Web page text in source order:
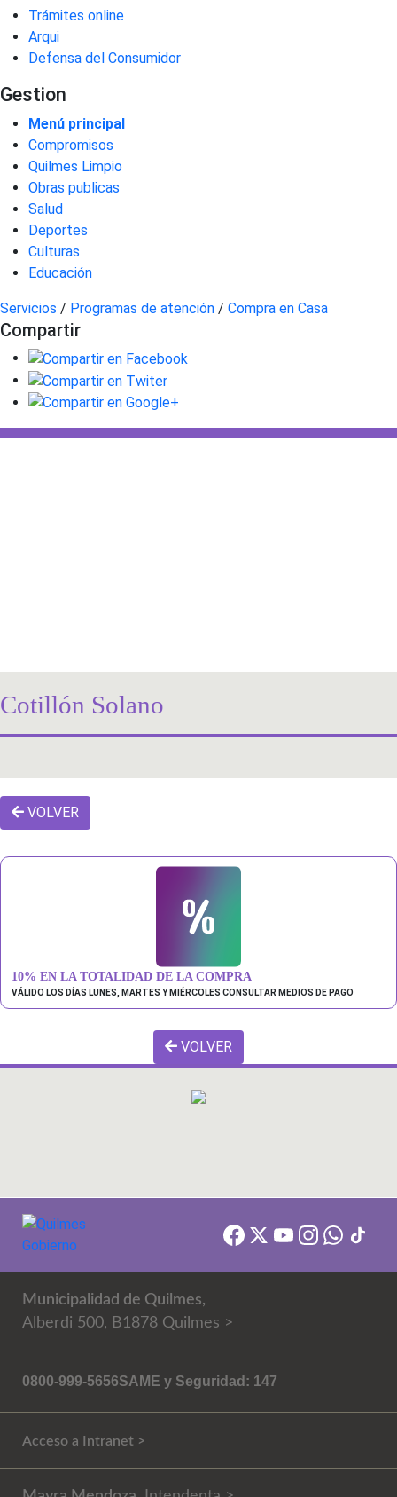
Trámites online
Arqui
Defensa del Consumidor
Gestion
Menú principal
Compromisos
Quilmes Limpio
Obras publicas
Salud
Deportes
Culturas
Educación
Servicios / Programas de atención / Compra en Casa
Compartir
Cotillón Solano
VOLVER
10% EN LA TOTALIDAD DE LA COMPRA
VÁLIDO LOS DÍAS LUNES, MARTES Y MIÉRCOLES CONSULTAR MEDIOS DE PAGO
VOLVER
Municipalidad de Quilmes,
Alberdi 500, B1878 Quilmes >
0800-999-5656SAME y Seguridad: 147
Acceso a Intranet >